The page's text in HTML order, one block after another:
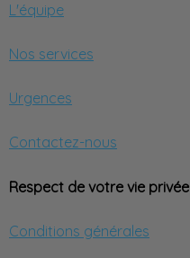
L'équipe
Nos services
Urgences
Contactez-nous
Respect de votre vie privée
Conditions générales